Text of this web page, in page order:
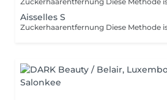
Aisselles S